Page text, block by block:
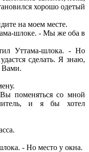
хорошо одетый
на моем месте.
шлоке. - Мы же оба в
Уттама-шлока. - Но
сделать. Я знаю,
Вами.
поменяться со мной
и я бы хотел
- Но место у окна.